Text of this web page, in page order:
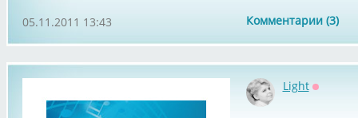
Комментарии (3)
05.11.2011 13:43
Light